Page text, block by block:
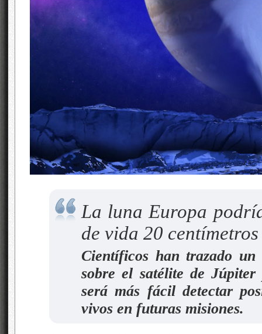
La luna Europa
de vida 20
Científicos han trazado
sobre el satélite de
será más fácil detectar
vivos en futuras misiones.